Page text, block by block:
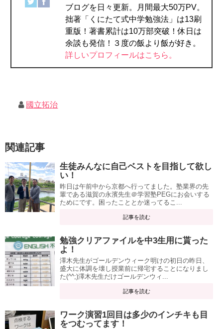
ブログを日々更新。月間最大50万PV。
拙著「くにたて式中学勉強法」は13刷
重版！著書累計は10万部突破！休日は
余談も発信！３度の飯より飯が好き。
詳しいプロフィールはこちら。
國立拓治
関連記事
生徒みんなに自己ベストを目指して欲し
い！
昨日は午前中から京都へ行ってました。塾業界の先
輩である滋賀の永濱先生＠学習塾PEGにお会いする
ためにです。困ったこととか迷ってるこ...
記事を読む
勉強クリアファイルを中3生用に貰った
よ！
澤木先生がゴールデンウィーク明けの初日の昨日、
盛大に体調を壊し授業前に帰宅することになりまし
た(^^;)澤木先生だけゴールデンウィ...
記事を読む
ワーク演習1回目は多少のインチキも目
をつむってます！